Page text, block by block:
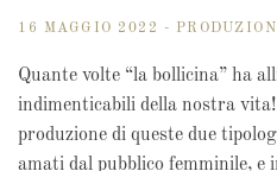
16 MAGGIO 2022 -
Quante volte “la bollicina” ha
indimenticabili della nostra
produzione di queste due
amati dal pubblico femminile, e